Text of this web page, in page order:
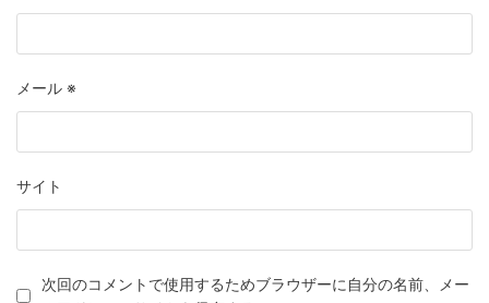
メール ※
サイト
次回のコメントで使用するためブラウザーに自分の名前、メー